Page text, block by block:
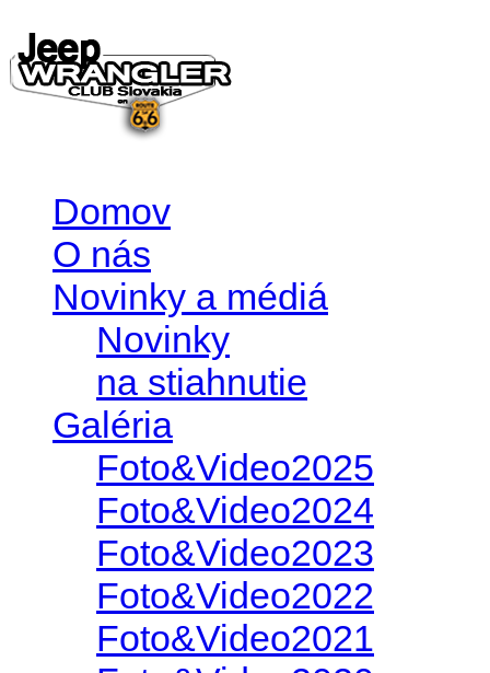
Domov
O nás
Novinky a médiá
Novinky
na stiahnutie
Galéria
Foto&Video2025
Foto&Video2024
Foto&Video2023
Foto&Video2022
Foto&Video2021